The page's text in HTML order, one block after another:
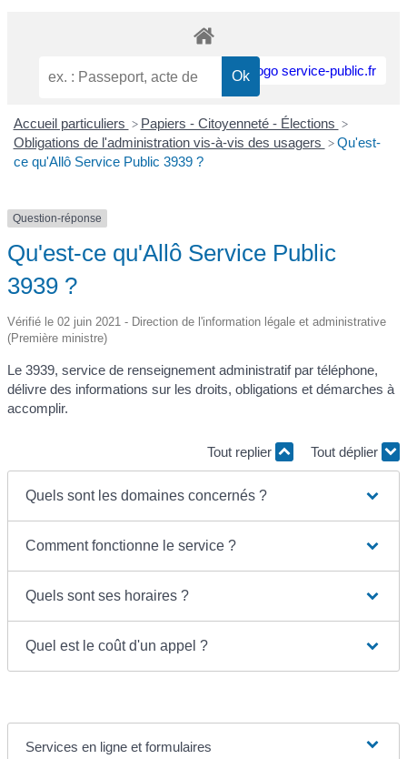
Accueil particuliers > Papiers - Citoyenneté - Élections >
Obligations de l'administration vis-à-vis des usagers > Qu'est-
ce qu'Allô Service Public 3939 ?
Question-réponse
Qu'est-ce qu'Allô Service Public
3939 ?
Vérifié le 02 juin 2021 - Direction de l'information légale et administrative
(Première ministre)
Le 3939, service de renseignement administratif par téléphone,
délivre des informations sur les droits, obligations et démarches à
accomplir.
Tout replier Tout déplier
Quels sont les domaines concernés ?
Comment fonctionne le service ?
Quels sont ses horaires ?
Quel est le coût d'un appel ?
Services en ligne et formulaires